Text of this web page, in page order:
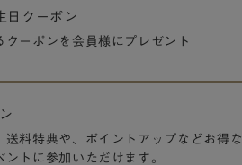
日クーポン
クーポンを 会員様にプレゼント
料特典や、
ポイントアップなどお得な
トに参加いただけます。